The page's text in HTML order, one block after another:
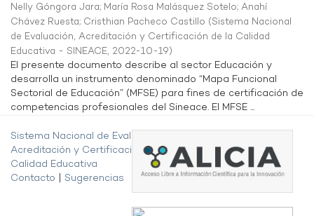
Nelly Góngora Jara; María Rosa Malásquez Sotelo; Anahí
Chávez Ruesta; Cristhian Pacheco Castillo (Sistema Nacional
de Evaluación, Acreditación y Certificación de la Calidad
Educativa - SINEACE, 2022-10-19)
El presente documento describe al sector Educación y
desarrolla un instrumento denominado “Mapa Funcional
Sectorial de Educación” (MFSE) para fines de certificación de
competencias profesionales del Sineace. El MFSE ...
Sistema Nacional de Evaluación,
Acreditación y Certificación de la
Calidad Educativa
Contacto
Sugerencias